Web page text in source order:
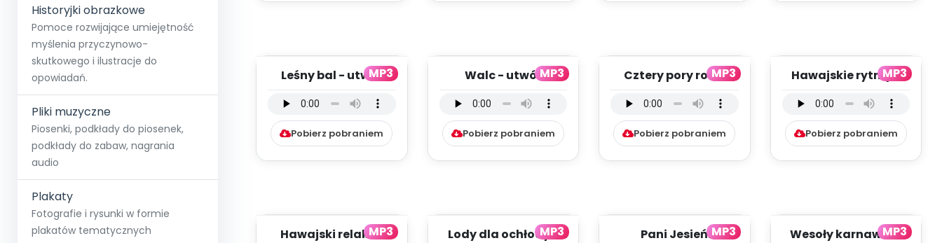
Historyjki obrazkowe
Pomoce rozwijające umiejętność
myślenia przyczynowo-
skutkowego i ilustracje do
opowiadań.
Pliki muzyczne
Piosenki, podkłady do piosenek,
podkłady do zabaw, nagrania
audio
Plakaty
Fotografie i rysunki w formie
plakatów tematycznych
MP3
Leśny bal - utwór
mp3)
Pobierz pobraniem
MP3
Walc - utwór
mp3)
Pobierz pobraniem
MP3
Cztery pory roku.
instrumentalny (PD,
mp...
Pobierz pobraniem
MP3
Hawajskie rytmy -
instrumentalny (PD,
mp3)
Pobierz pobraniem
MP3
Hawajski relaks -
MP3
Lody dla ochłody -
MP3
Pani Jesień
MP3
Wesoły karnawał -